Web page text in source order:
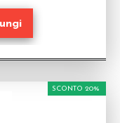
SCONTO 20%